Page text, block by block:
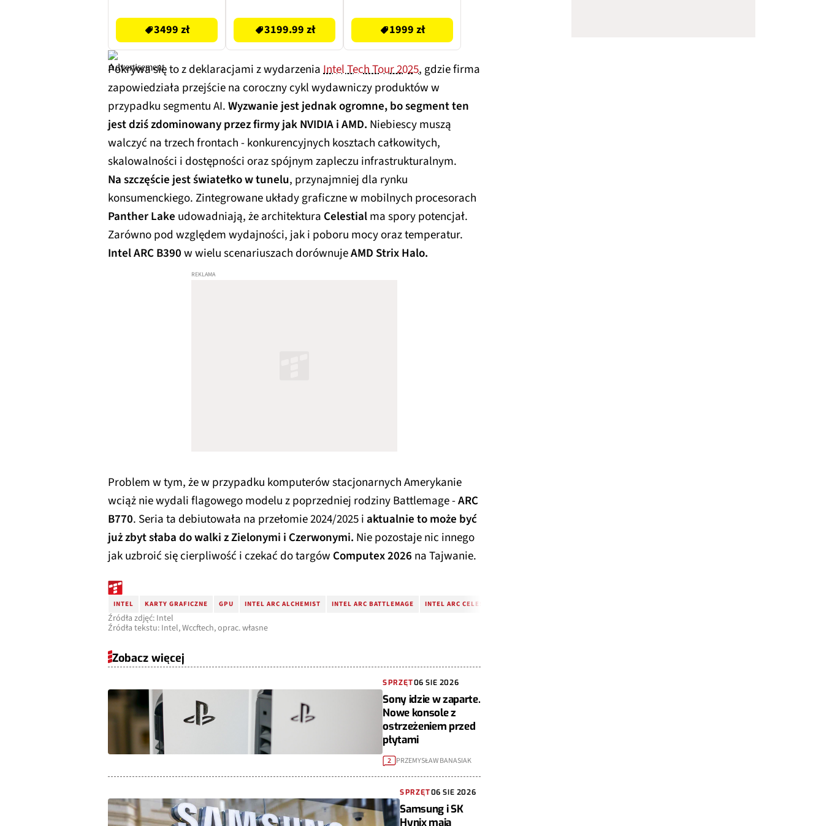
3499 zł 3199.99 zł 1999 zł
Pokrywa się to z deklaracjami z wydarzeniaIntel Tech Tour 2025, gdzie firma
zapowiedziała przejście na coroczny cykl wydawniczy produktów w
przypadku segmentu AI.Wyzwanie jest jednak ogromne, bo segment ten
jest dziś zdominowany przez firmy jakNVIDIAiAMD. Niebiescy muszą
walczyć na trzech frontach - konkurencyjnych kosztach całkowitych,
skalowalności i dostępności oraz spójnym zapleczu infrastrukturalnym.
Na szczęście jest światełko w tunelu, przynajmniej dla rynku
konsumenckiego. Zintegrowane układy graficzne w mobilnych procesorach
Panther Lake udowadniają, że architektura Celestialma spory potencjał.
Zarówno pod względem wydajności, jak i poboru mocy oraz temperatur.
Intel ARC B390w wielu scenariuszach dorównujeAMD Strix Halo.
Problem w tym, że w przypadku komputerów stacjonarnych Amerykanie
wciąż nie wydali flagowego modelu z poprzedniej rodziny Battlemage -ARC
B770. Seria ta debiutowała na przełomie 2024/2025 iaktualnie to może być
już zbyt słaba do walki z Zielonymi i Czerwonymi. Nie pozostaje nic innego
jak uzbroić się cierpliwość i czekać do targów Computex 2026 na Tajwanie.
INTEL KARTY GRAFICZNE GPU INTEL ARC ALCHEMIST INTEL ARC BATTLEMAGE INTEL ARC CELESTIAL
Źródła zdjęć: Intel
Źródła tekstu: Intel, Wccftech, oprac. własne
Zobacz więcej
SPRZĘT06 SIE 2026
Sony idzie w zaparte.
Nowe konsole z
ostrzeżeniem przed
płytami
2 PRZEMYSŁAW BANASIAK
SPRZĘT06 SIE 2026
Samsung i SK
Hynix mają